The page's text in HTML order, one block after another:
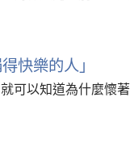
快樂的人」
可以知道為什麼懷